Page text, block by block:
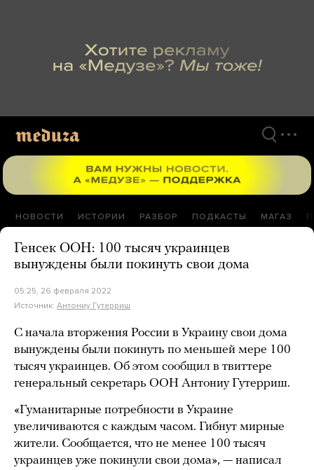
НОВОСТИ ИСТОРИИ РАЗБОР ПОДКАСТЫ МАГАЗ
Генсек ООН: 100 тысяч украинцев
вынуждены были покинуть свои дома
05:25, 26 февраля 2022
Источник: Антониу Гутерриш
С начала вторжения России в Украину свои дома
вынуждены были покинуть по меньшей мере 100
тысяч украинцев. Об этом сообщил в твиттере
генеральный секретарь ООН Антониу Гутерриш.
«Гуманитарные потребности в Украине
увеличиваются с каждым часом. Гибнут мирные
жители. Сообщается, что не менее 100 тысяч
украинцев уже покинули свои дома», — написал